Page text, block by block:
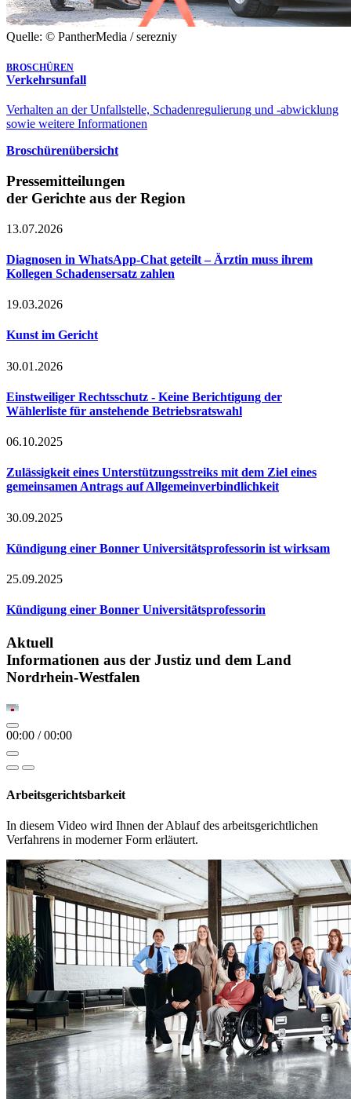
Quelle: © PantherMedia / serezniy
BROSCHÜREN
Verkehrsunfall
Verhalten an der Unfallstelle, Schadenregulierung und -abwicklung
sowie weitere Informationen
Broschürenübersicht
Pressemitteilungen
der Gerichte aus der Region
13.07.2026
Diagnosen in WhatsApp-Chat geteilt – Ärztin muss ihrem
Kollegen Schadensersatz zahlen
19.03.2026
Kunst im Gericht
30.01.2026
Einstweiliger Rechtsschutz - Keine Berichtigung der
Wählerliste für anstehende Betriebsratswahl
06.10.2025
Zulässigkeit eines Unterstützungsstreiks mit dem Ziel eines
gemeinsamen Antrags auf Allgemeinverbindlichkeit
30.09.2025
Kündigung einer Bonner Universitätsprofessorin ist wirksam
25.09.2025
Kündigung einer Bonner Universitätsprofessorin
Aktuell
Informationen aus der Justiz und dem Land
Nordrhein-Westfalen
00:00 /00:00
Arbeitsgerichtsbarkeit
In diesem Video wird Ihnen der Ablauf des arbeitsgerichtlichen
Verfahrens in moderner Form erläutert.